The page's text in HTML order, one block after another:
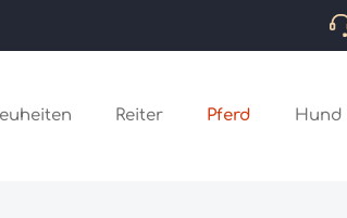
Reiter Pferd Hund